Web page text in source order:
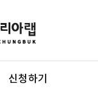
신청하기